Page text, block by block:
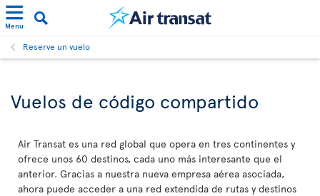
Menu
Reserve un vuelo
Vuelos de código compartido
Air Transat es una red global que opera en tres continentes y
ofrece unos 60 destinos, cada uno más interesante que el
anterior. Gracias a nuestra nueva empresa aérea asociada,
ahora puede acceder a una red extendida de rutas y destinos